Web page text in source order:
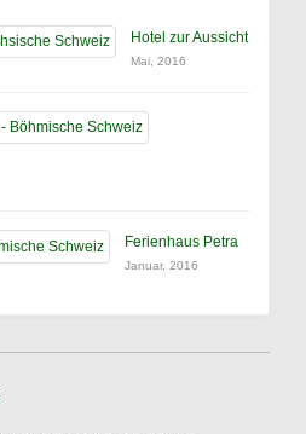
Hotel zur Aussicht
Mai, 2016
Ferienhaus Petra
Januar, 2016